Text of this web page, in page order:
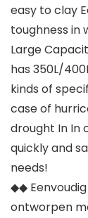
easy to clay
toughness in
Large
has 350L/
kinds of
case of
drought In In
quickly and
needs!
◆◆
ontworpen